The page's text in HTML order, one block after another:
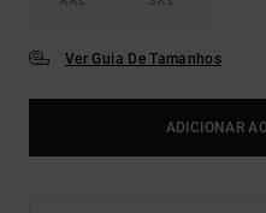
Ver Guia De Tamanhos
ADICIONAR